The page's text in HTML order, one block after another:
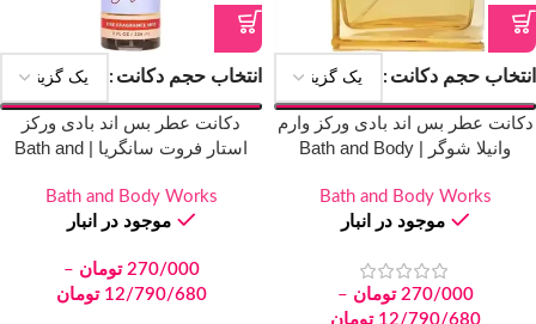
انتخاب حجم دکانت
دکانت عطر بس اند بادی ورکز وارم
وانیلا شوگر | Bath and Body
Bath and Body Works
موجود در انبار
270/000 تومان –
12/790/680 تومان
انتخاب حجم دکانت
دکانت عطر بس اند بادی ورکز
استار فروت سانگریا | Bath and
Bath and Body Works
موجود در انبار
270/000 تومان –
12/790/680 تومان